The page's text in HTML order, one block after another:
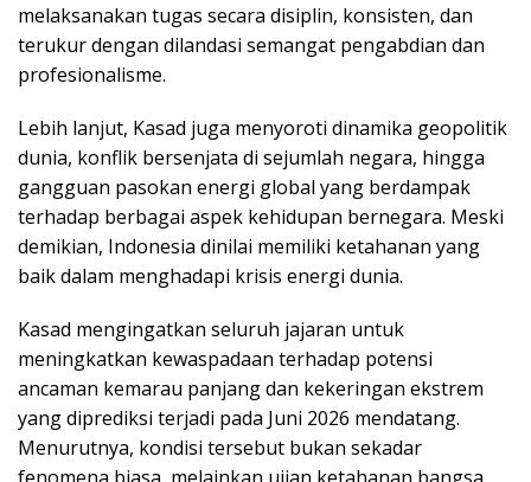
melaksanakan tugas secara disiplin, konsisten, dan
terukur dengan dilandasi semangat pengabdian dan
profesionalisme.
Lebih lanjut, Kasad juga menyoroti dinamika geopolitik
dunia, konflik bersenjata di sejumlah negara, hingga
gangguan pasokan energi global yang berdampak
terhadap berbagai aspek kehidupan bernegara. Meski
demikian, Indonesia dinilai memiliki ketahanan yang
baik dalam menghadapi krisis energi dunia.
Kasad mengingatkan seluruh jajaran untuk
meningkatkan kewaspadaan terhadap potensi
ancaman kemarau panjang dan kekeringan ekstrem
yang diprediksi terjadi pada Juni 2026 mendatang.
Menurutnya, kondisi tersebut bukan sekadar